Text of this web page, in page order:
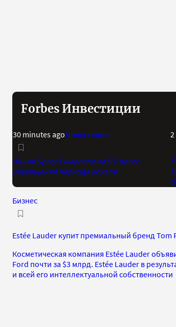
Forbes Инвестиции
30 minutes agoИнвестиции
Акции SpaceX выросли на 6% после
завершения периода локапа
Бизнес
Estée Lauder купит премиальный бренд Tom
Косметическая компания Estée Lauder
Ford почти за $3 млрд. Estée Lauder в
и всей его интеллектуальной собственности